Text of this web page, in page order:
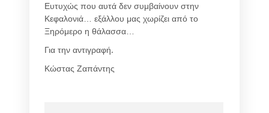
Ευτυχώς που αυτά δεν συμβαίνουν στην
Κεφαλονιά… εξάλλου μας χωρίζει από το
Ξηρόμερο η θάλασσα…
Για την αντιγραφή.
Κώστας Ζαπάντης